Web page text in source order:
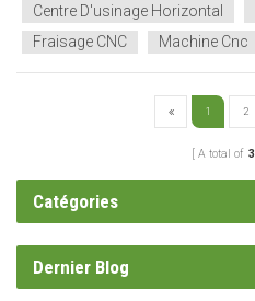
Centre D'usinage Horizontal
Fraisage CNC
Machine Cnc
1 2
A total of 3
Catégories
Dernier Blog